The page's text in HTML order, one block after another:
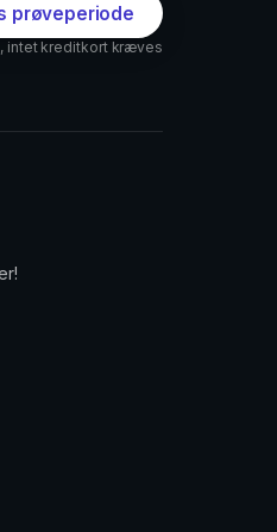
prøveperiode
intet kreditkort kræves